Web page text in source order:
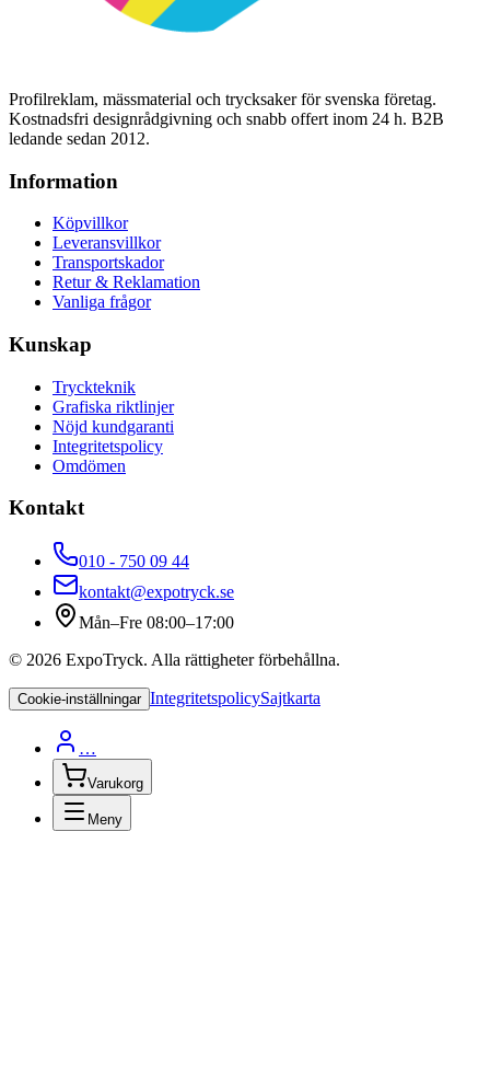
Profilreklam, mässmaterial och trycksaker för svenska företag.
Kostnadsfri designrådgivning och snabb offert inom 24 h. B2B
ledande sedan 2012.
Information
Köpvillkor
Leveransvillkor
Transportskador
Retur & Reklamation
Vanliga frågor
Kunskap
Tryckteknik
Grafiska riktlinjer
Nöjd kundgaranti
Integritetspolicy
Omdömen
Kontakt
010 - 750 09 44
kontakt@expotryck.se
Mån–Fre 08:00–17:00
© 2026 ExpoTryck. Alla rättigheter förbehållna.
Cookie-inställningar IntegritetspolicySajtkarta
…
Varukorg
Meny